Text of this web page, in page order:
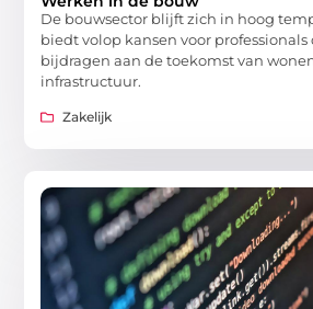
De bouwsector blijft zich in hoog
biedt volop kansen voor
bijdragen aan de toekomst van
infrastructuur.
Zakelijk